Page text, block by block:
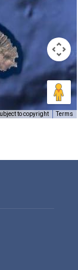
to copyright Terms